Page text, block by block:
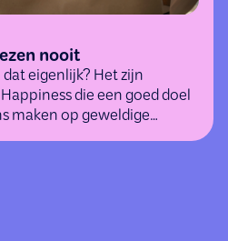
nooit
eigenlijk? Het zijn
die een goed doel
maken op geweldige